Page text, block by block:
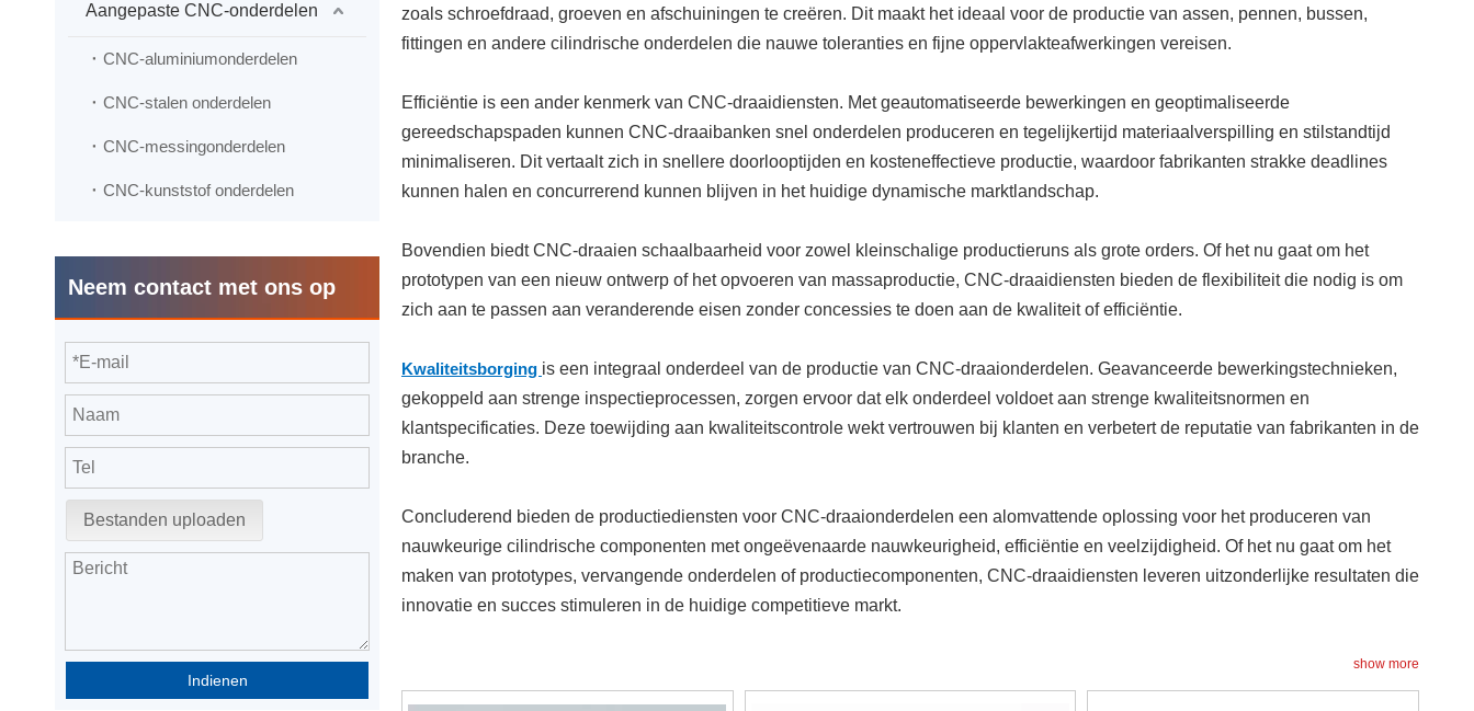
Aangepaste CNC-onderdelen
CNC-aluminiumonderdelen
CNC-stalen onderdelen
CNC-messingonderdelen
CNC-kunststof onderdelen
Neem contact met ons op
Bestanden uploaden
Indienen
zoals schroefdraad, groeven en afschuiningen te creëren. Dit maakt het ideaal voor de productie van assen, pennen, bussen,
fittingen en andere cilindrische onderdelen die nauwe toleranties en fijne oppervlakteafwerkingen vereisen.
Efficiëntie is een ander kenmerk van CNC-draaidiensten. Met geautomatiseerde bewerkingen en geoptimaliseerde
gereedschapspaden kunnen CNC-draaibanken snel onderdelen produceren en tegelijkertijd materiaalverspilling en stilstandtijd
minimaliseren. Dit vertaalt zich in snellere doorlooptijden en kosteneffectieve productie, waardoor fabrikanten strakke deadlines
kunnen halen en concurrerend kunnen blijven in het huidige dynamische marktlandschap.
Bovendien biedt CNC-draaien schaalbaarheid voor zowel kleinschalige productieruns als grote orders. Of het nu gaat om het
prototypen van een nieuw ontwerp of het opvoeren van massaproductie, CNC-draaidiensten bieden de flexibiliteit die nodig is om
zich aan te passen aan veranderende eisen zonder concessies te doen aan de kwaliteit of efficiëntie.
Kwaliteitsborging is een integraal onderdeel van de productie van CNC-draaionderdelen. Geavanceerde bewerkingstechnieken,
gekoppeld aan strenge inspectieprocessen, zorgen ervoor dat elk onderdeel voldoet aan strenge kwaliteitsnormen en
klantspecificaties. Deze toewijding aan kwaliteitscontrole wekt vertrouwen bij klanten en verbetert de reputatie van fabrikanten in de
branche.
Concluderend bieden de productiediensten voor CNC-draaionderdelen een alomvattende oplossing voor het produceren van
nauwkeurige cilindrische componenten met ongeëvenaarde nauwkeurigheid, efficiëntie en veelzijdigheid. Of het nu gaat om het
maken van prototypes, vervangende onderdelen of productiecomponenten, CNC-draaidiensten leveren uitzonderlijke resultaten die
innovatie en succes stimuleren in de huidige competitieve markt.
show more